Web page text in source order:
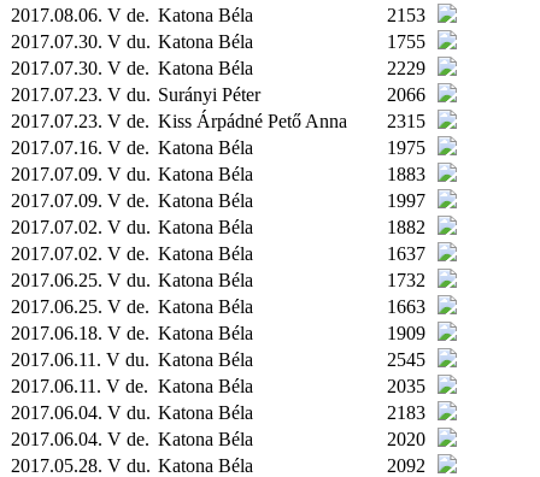
2017.08.06. V de. Katona Béla
2153
2017.07.30. V du. Katona Béla
1755
2017.07.30. V de. Katona Béla
2229
2017.07.23. V du. Surányi Péter
2066
2017.07.23. V de. Kiss Árpádné Pető Anna
2315
2017.07.16. V de. Katona Béla
1975
2017.07.09. V du. Katona Béla
1883
2017.07.09. V de. Katona Béla
1997
2017.07.02. V du. Katona Béla
1882
2017.07.02. V de. Katona Béla
1637
2017.06.25. V du. Katona Béla
1732
2017.06.25. V de. Katona Béla
1663
2017.06.18. V de. Katona Béla
1909
2017.06.11. V du. Katona Béla
2545
2017.06.11. V de. Katona Béla
2035
2017.06.04. V du. Katona Béla
2183
2017.06.04. V de. Katona Béla
2020
2017.05.28. V du. Katona Béla
2092